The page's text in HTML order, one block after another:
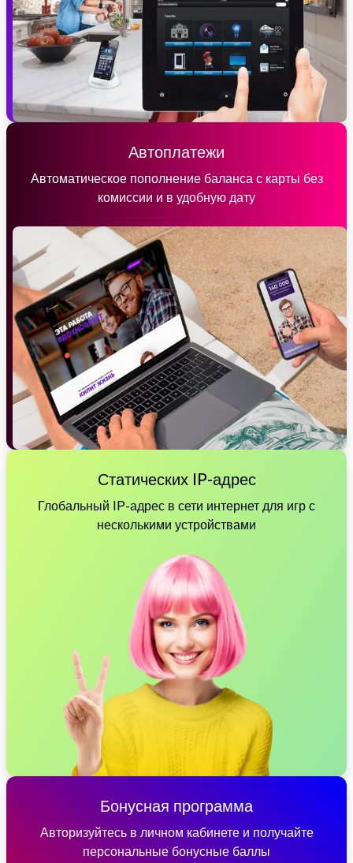
Автоплатежи
Автоматическое пополнение баланса с карты без
комиссии и в удобную дату
Статических IP-адрес
Глобальный IP-адрес в сети интернет для игр с
несколькими устройствами
Бонусная программа
Авторизуйтесь в личном кабинете и получайте
персональные бонусные баллы